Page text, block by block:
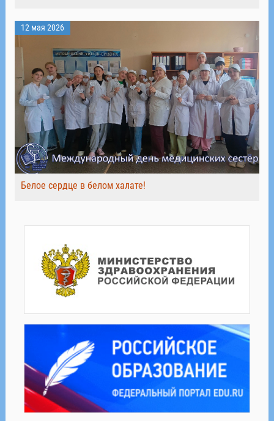
12 мая 2026
Белое сердце в белом халате!